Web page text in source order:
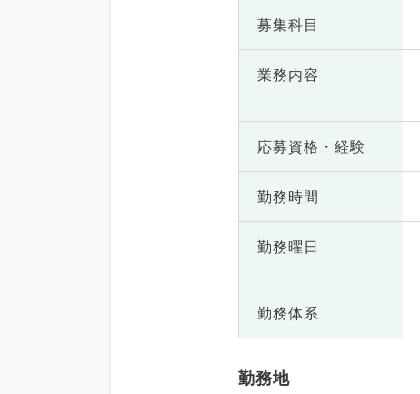
募集科目
業務内容
応募資格・ 経験
勤務時間
勤務曜日
勤務体系
勤務地